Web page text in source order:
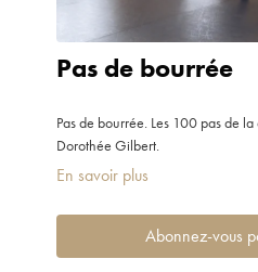
Pas de bourrée
Pas de bourrée. Les 100 pas de
Dorothée Gilbert.
En savoir plus
Abonnez-vous